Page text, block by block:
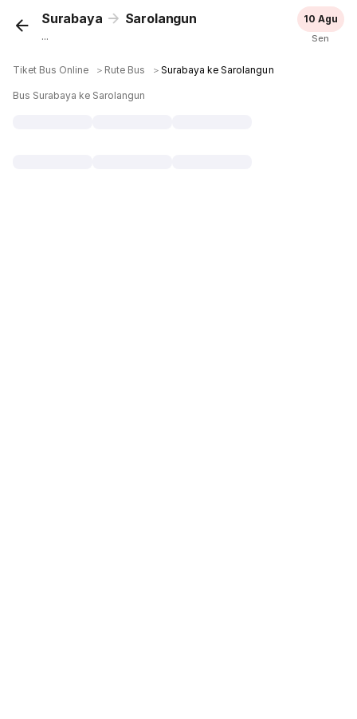
Surabaya Sarolangun
...
10 Agu
Sen
Tiket Bus Online ＞ Rute Bus ＞ Surabaya ke Sarolangun
Bus Surabaya ke Sarolangun